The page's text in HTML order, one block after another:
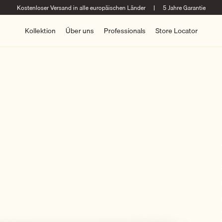
Kostenloser Versand in alle europäischen Länder | 5 Jahre Garantie
Kollektion Über uns Professionals Store Locator